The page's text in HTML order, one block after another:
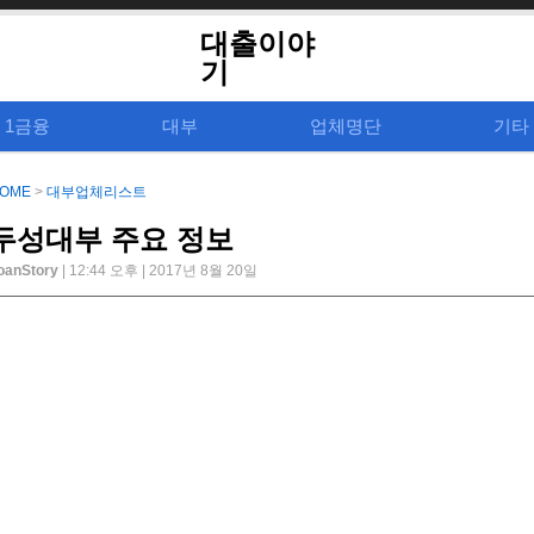
대출이야
기
1금융 대부 업체명단 기타
> 대부업체리스트
성대부 주요 정보
| 12:44 오후 | 2017년 8월 20일